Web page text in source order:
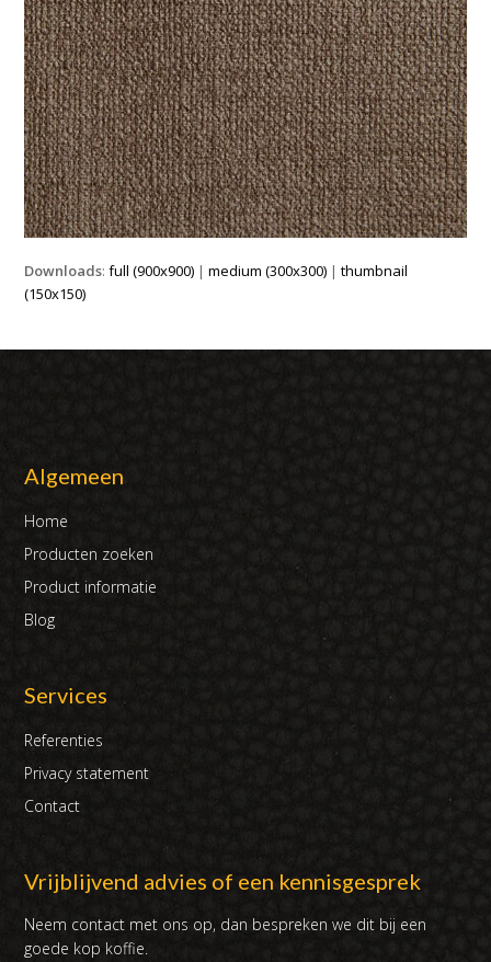
Downloads:full (900x900) |medium (300x300) |thumbnail
(150x150)
Algemeen
Home
Producten zoeken
Product informatie
Blog
Services
Referenties
Privacy statement
Contact
Vrijblijvend advies of een kennisgesprek
Neem contact met ons op, dan bespreken we dit bij een
goede kop koffie.